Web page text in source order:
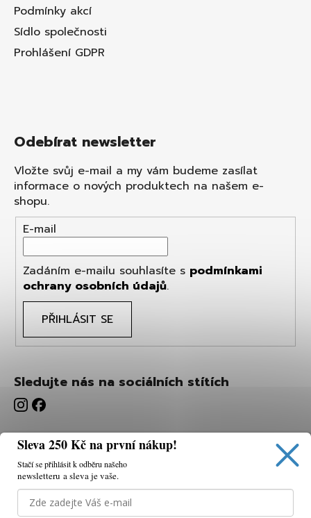
Používáme cookies, abychom vám umožnili pohodlné
prohlížení webu a díky analýze webu neustále zlepšovat
Podmínky akcí
Sídlo společnosti
Prohlášení GDPR
Odebírat newsletter
Vložte svůj e-mail a my vám budeme zasílat
informace o nových produktech na našem e-
shopu.
E-mail
Zadáním e-mailu souhlasíte s podmínkami
ochrany osobních údajů.
PŘIHLÁSIT SE
Sledujte nás na sociálních stítích
Sleva 250 Kč na první nákup!
Stačí se přihlásit k odběru našeho
newsletteru a sleva je vaše.